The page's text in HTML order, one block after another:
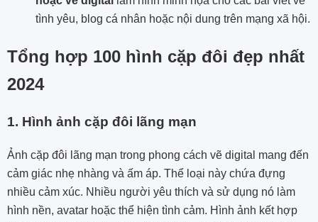
tình yêu, blog cá nhân hoặc nội dung trên mạng xã hội.
Tổng hợp 100 hình cặp đôi đẹp nhất
2024
1. Hình ảnh cặp đôi lãng mạn
Ảnh cặp đôi lãng mạn trong phong cách vẽ digital mang đến
cảm giác nhẹ nhàng và ấm áp. Thể loại này chứa đựng
nhiều cảm xúc. Nhiều người yêu thích và sử dụng nó làm
hình nền, avatar hoặc thể hiện tình cảm. Hình ảnh kết hợp